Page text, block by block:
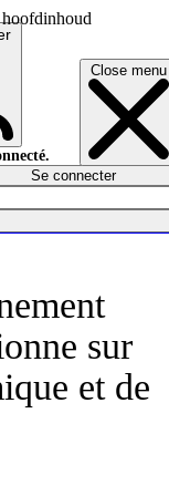
Close menu
Se connecter
sur
et de